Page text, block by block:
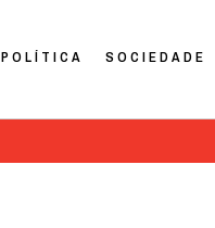
POLÍTICA SOCIEDADE